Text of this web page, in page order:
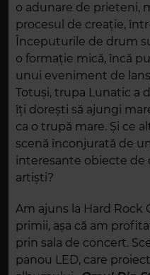
o adunare de prieteni,
procesul de creație,
Începuturile de drum
o formație mică, încă
unui eveniment de
Totuși, trupa Lunatic a
îți dorești să ajungi
ca o trupă mare. Și ce
scenă înconjurată de
interesante obiecte de
artiști?
Am ajuns la Hard Rock
primii, așa că am
prin sala de concert.
panou LED, care